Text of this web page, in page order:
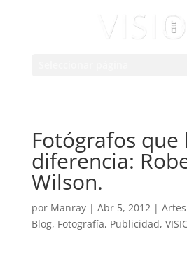
Fotógrafos que
diferencia:
Wilson.
por Manray| Abr 5, 2012|
Blog, Fotografía, Publicidad,